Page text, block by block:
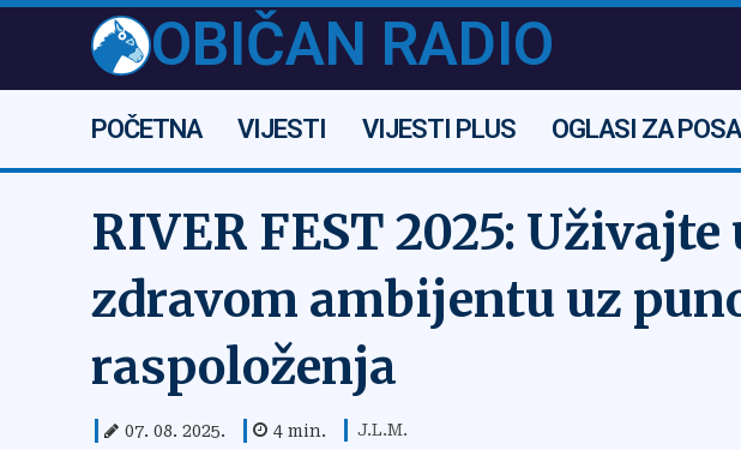
OBIČAN RADIO
POČETNA VIJESTI VIJESTI PLUS OGLASI ZA
RIVER FEST 2025:
zdravom ambijentu uz
raspoloženja
07. 08. 2025. 4 min. J.L.M.